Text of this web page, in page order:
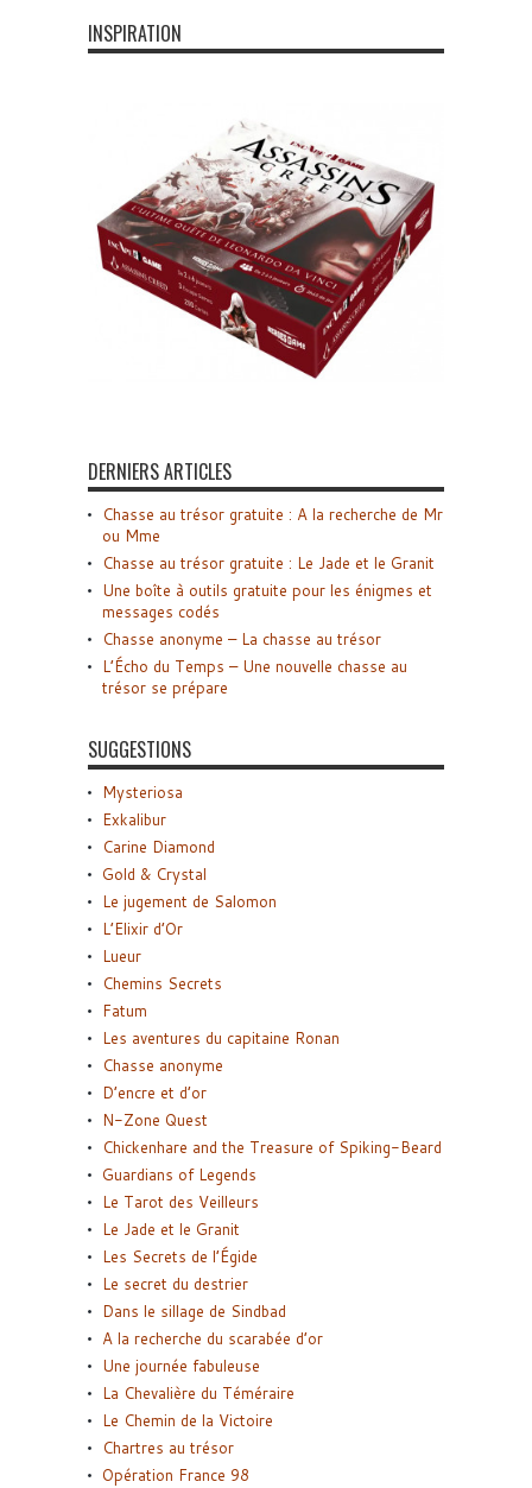
INSPIRATION
DERNIERS ARTICLES
Chasse au trésor gratuite : A la recherche de Mr
ou Mme
Chasse au trésor gratuite : Le Jade et le Granit
Une boîte à outils gratuite pour les énigmes et
messages codés
Chasse anonyme – La chasse au trésor
L’Écho du Temps – Une nouvelle chasse au
trésor se prépare
SUGGESTIONS
Mysteriosa
Exkalibur
Carine Diamond
Gold & Crystal
Le jugement de Salomon
L’Elixir d’Or
Lueur
Chemins Secrets
Fatum
Les aventures du capitaine Ronan
Chasse anonyme
D’encre et d’or
N-Zone Quest
Chickenhare and the Treasure of Spiking-Beard
Guardians of Legends
Le Tarot des Veilleurs
Le Jade et le Granit
Les Secrets de l’Égide
Le secret du destrier
Dans le sillage de Sindbad
A la recherche du scarabée d’or
Une journée fabuleuse
La Chevalière du Téméraire
Le Chemin de la Victoire
Chartres au trésor
Opération France 98